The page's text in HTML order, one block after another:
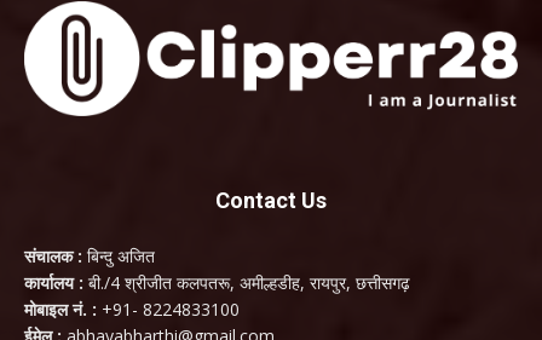
Contact Us
संचालक : बिन्दु अजित
कार्यालय : बी./4 श्रीजीत कलपतरू, अमील्हडीह, रायपुर, छत्तीसगढ़
मोबाइल नं. : +91- 8224833100